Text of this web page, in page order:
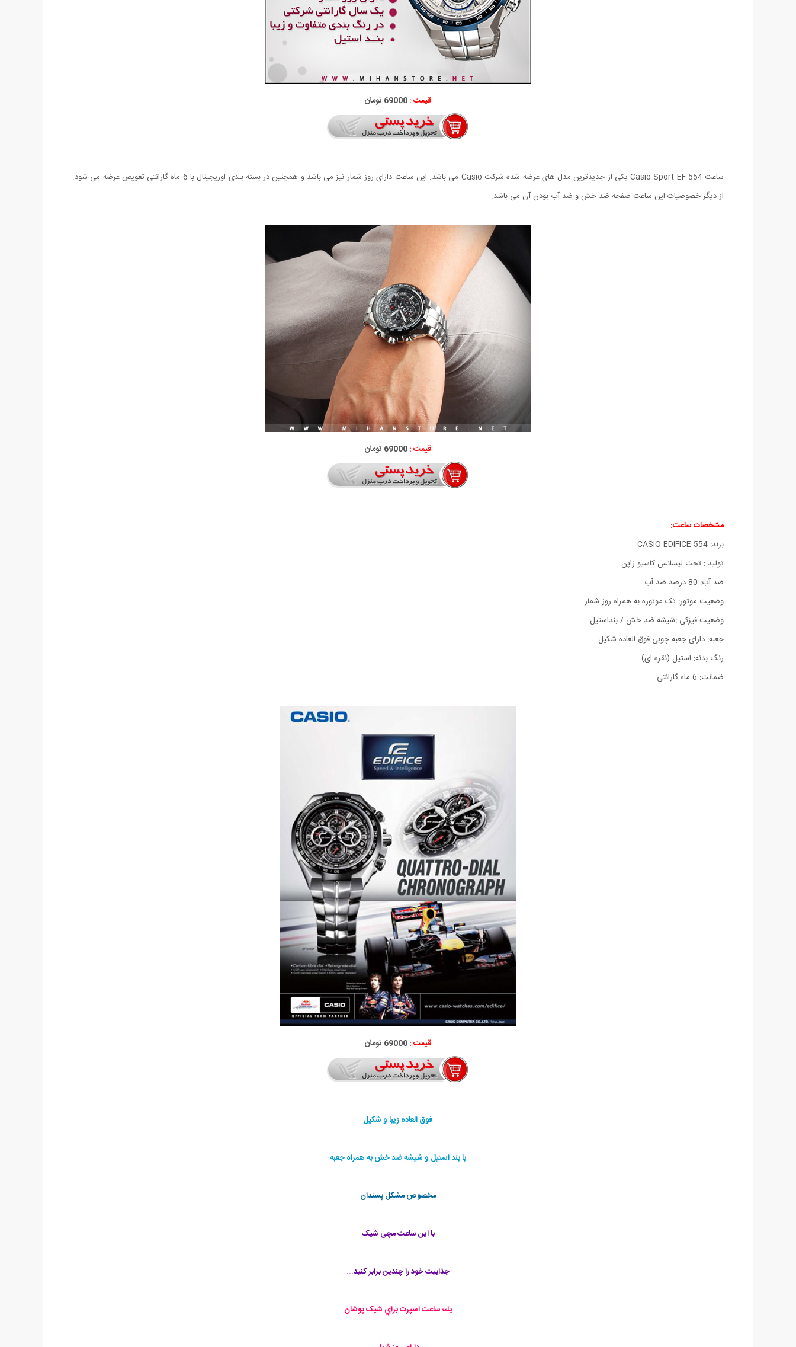
قیمت :69000 تومان
ساعت Casio Sport EF-554 یکی از جدیدترین مدل های عرضه شده شرکت Casio می باشد. این ساعت دارای روز شمار نیز می باشد و همچنین در بسته بندی اوریجینال با 6 ماه گارانتی تعویض عرضه می شود.
از دیگر خصوصیات این ساعت صفحه ضد خش و ضد آب بودن آن می باشد.
قیمت :69000 تومان
مشخصات ساعت:
برند: CASIO EDIFICE 554
تولید : تحت لیسانس کاسیو ژاپن
ضد آب: 80 درصد ضد آب
وضعیت موتور: تک موتوره به همراه روز شمار
وضعیت فیزکی :شیشه ضد خش / بنداستیل
جعبه: دارای جعبه چوبی فوق العاده شکیل
رنگ بدنه: استیل (نقره ای)
ضمانت: 6 ماه گارانتی
قیمت :69000 تومان
فوق العاده زیبا و شکیل
با بند استیل و شیشه ضد خش به همراه جعبه
مخصوص مشکل پسندان
با این ساعت مچی شیک
جذابیت خود را چندین برابر کنید...
يك ساعت اسپرت براي شیک پوشان